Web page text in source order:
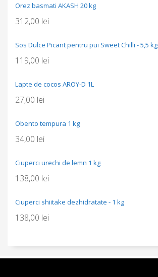
Orez basmati AKASH 20 kg
312,00 lei
Sos Dulce Picant pentru pui Sweet Chilli - 5,5 kg
119,00 lei
Lapte de cocos AROY-D 1L
27,00 lei
Obento tempura 1 kg
34,00 lei
Ciuperci urechi de lemn 1 kg
138,00 lei
Ciuperci shiitake dezhidratate - 1 kg
138,00 lei